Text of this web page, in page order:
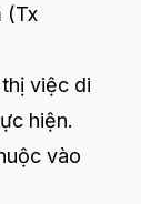
(Tx
việc di
hiện.
vào